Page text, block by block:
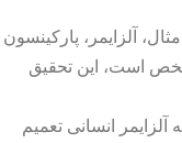
آلزایمر، پارکینسون
است، این تحقیق
انسانی تعمیم